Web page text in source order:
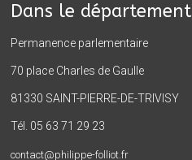
Dans le département
Permanence parlementaire
70 place Charles de Gaulle
81330 SAINT-PIERRE-DE-TRIVISY
Tél. 05 63 71 29 23
contact@philippe-folliot.fr